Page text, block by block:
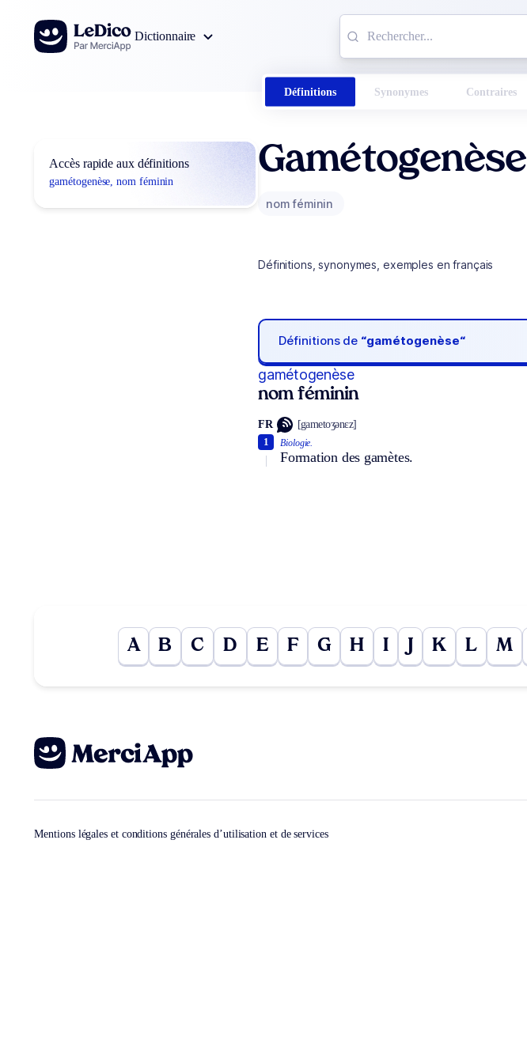
Aller au contenu
Dictionnaire
Définitions Synonymes Contraires
Accès rapide aux définitions
gamétogenèse, nom féminin
Gamétogenèse
nom féminin
Définitions, synonymes, exemples en français
Définitions de “gamétogenèse“
gamétogenèse
nom féminin
FR [gametoʒənɛz]
Biologie.
Formation des gamètes.
1
A B C D E F G H I K L M
Mentions légales et conditions générales d’utilisation et de services